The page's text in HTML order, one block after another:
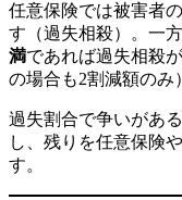
任意保険では被害者
す（過失相殺）。一
満であれば過失相殺
の場合も2割減額のみ
過失割合で争いがあ
し、残りを任意保険
す。